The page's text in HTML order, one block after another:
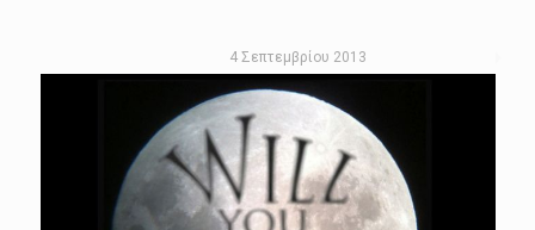
4 Σεπτεμβρίου 2013